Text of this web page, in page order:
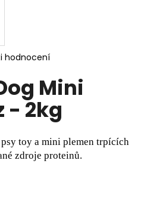
hodnocení
Mini
- 2kg
toy a mini plemen trpících
zdroje proteinů.